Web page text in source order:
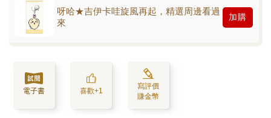
呀哈★吉伊卡哇旋風再起，精選周邊看過
來
加購
電子書 喜歡+1
寫評價
賺金幣